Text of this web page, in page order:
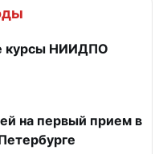
курсы НИИДПО
на первый прием в